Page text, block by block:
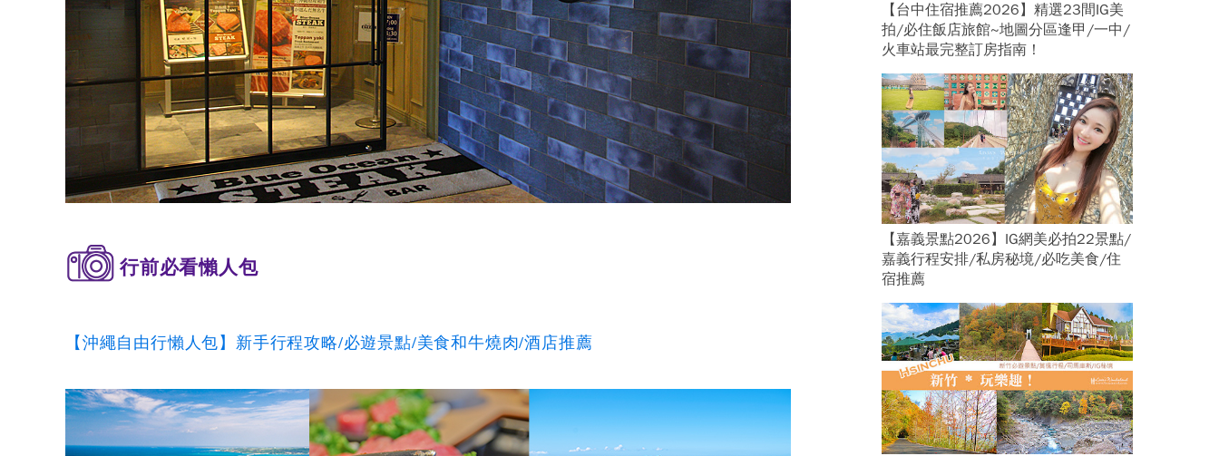
行前必看懶人包
【沖繩自由行懶人包】新手行程攻略/必遊景點/美食和牛燒肉/酒店推薦
【台中住宿推薦2026】精選23間IG美
拍/必住飯店旅館~地圖分區逢甲/一中/
火車站最完整訂房指南！
【嘉義景點2026】IG網美必拍22景點/
嘉義行程安排/私房秘境/必吃美食/住
宿推薦